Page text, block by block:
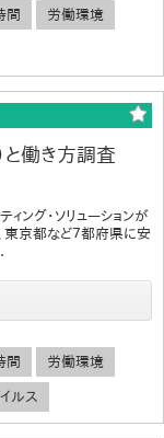
間 労働環境
と働き方調査
ィング・ソリューションが
東京都など７都府県に安
間 労働環境
ルス